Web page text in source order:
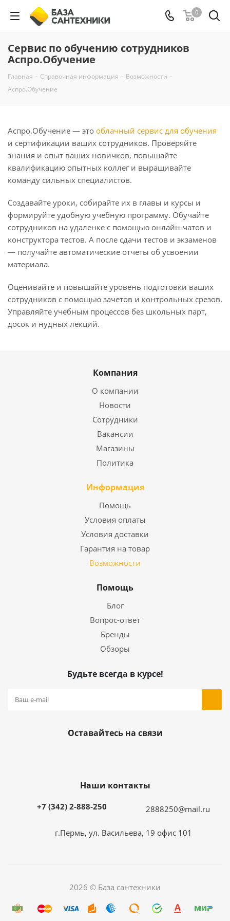
0
Сервис по обучению сотрудников
Аспро.Обучение
Главная - Справочная информация - Возможности -
Аспро.Обучение
Аспро.Обучение — это облачный сервис для обучения
и сертификации ваших сотрудников. Проверяйте
знания и опыт ваших новичков, повышайте
квалификацию опытных коллег и выращивайте
команду сильных специалистов.
Создавайте уроки, собирайте их в главы и курсы и
формируйте удобную учебную программу. Обучайте
сотрудников на удаленке с помощью онлайн-чатов и
конструктора тестов. А после сдачи тестов и экзаменов
— получайте автоматические отчеты об усвоении
материала.
Оценивайте и повышайте уровень подготовки ваших
сотрудников с помощью зачетов и контрольных срезов.
Управляйте учебным процессов без школьных парт,
досок и нудных лекций.
Компания
О компании
Новости
Сотрудники
Вакансии
Магазины
Политика
Информация
Помощь
Условия оплаты
Условия доставки
Гарантия на товар
Возможности
Помощь
Блог
Вопрос-ответ
Бренды
Обзоры
Будьте всегда в курсе!
Оставайтесь на связи
Наши контакты
+7 (342) 2-888-250 2888250@mail.ru
г.Пермь, ул. Васильева, 19 офис 101
2026 © База сантехники